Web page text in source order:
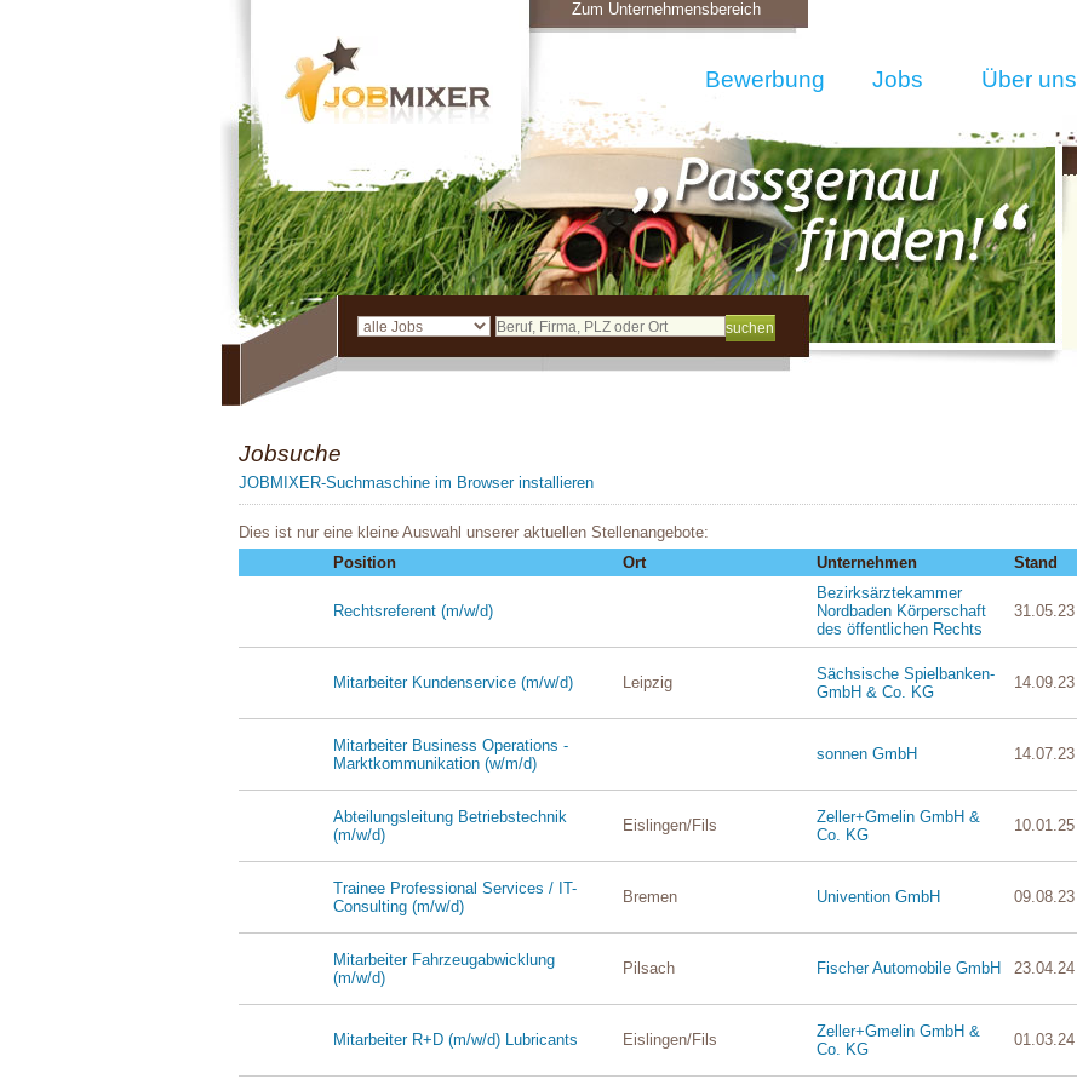
Zum Unternehmensbereich
Jobsuche
JOBMIXER-Suchmaschine im Browser installieren
Dies ist nur eine kleine Auswahl unserer aktuellen Stellenangebote:
Position
Ort Unternehmen Stand
Rechtsreferent (m/w/d)
Bezirksärztekammer
Nordbaden Körperschaft
des öffentlichen Rechts
31.05.23
Mitarbeiter Kundenservice (m/w/d) Leipzig
Sächsische Spielbanken-
GmbH & Co. KG
14.09.23
Mitarbeiter Business Operations -
Marktkommunikation (w/m/d)
sonnen GmbH 14.07.23
Abteilungsleitung Betriebstechnik
(m/w/d)
Eislingen/Fils
Zeller+Gmelin GmbH &
Co. KG
10.01.25
Trainee Professional Services / IT-
Consulting (m/w/d)
Bremen Univention GmbH 09.08.23
Mitarbeiter Fahrzeugabwicklung
(m/w/d)
Pilsach Fischer Automobile GmbH 23.04.24
Mitarbeiter R+D (m/w/d) Lubricants Eislingen/Fils
Zeller+Gmelin GmbH &
Co. KG
01.03.24
Bewerbung Jobs Über uns